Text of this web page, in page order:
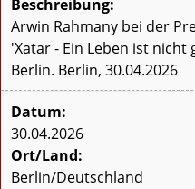
Beschreibung:
Arwin Rahmany bei der
'Xatar - Ein Leben ist
Berlin. Berlin, 30.04.2026
Datum:
30.04.2026
Ort/Land:
Berlin/Deutschland